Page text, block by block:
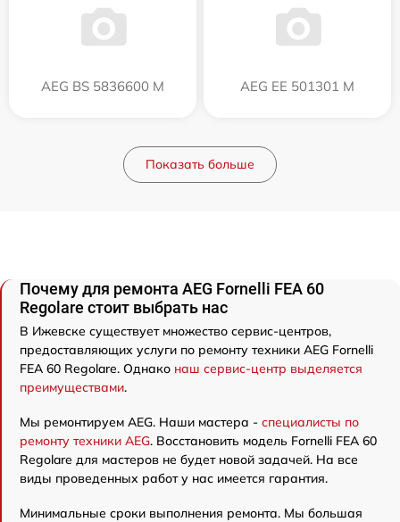
AEG BS 5836600 M AEG EE 501301 M
Показать больше
Почему для ремонта AEG Fornelli FEA 60
Regolare стоит выбрать нас
В Ижевске существует множество сервис-центров,
предоставляющих услуги по ремонту техники AEG Fornelli
FEA 60 Regolare. Однако наш сервис-центр выделяется
преимуществами.
Мы ремонтируем AEG. Наши мастера - специалисты по
ремонту техники AEG. Восстановить модель Fornelli FEA 60
Regolare для мастеров не будет новой задачей. На все
виды проведенных работ у нас имеется гарантия.
Минимальные сроки выполнения ремонта. Мы большая